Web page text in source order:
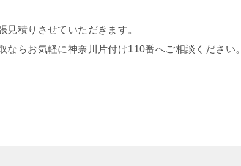
見積りさせていただきます。
ならお気軽に神奈川片付け110番へご相談ください。